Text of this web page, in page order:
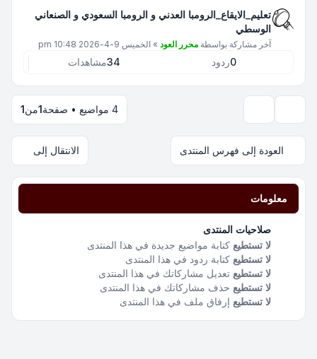
تعليم_الايقاع_الرومبا العدني و الرومبا السعودي و الصنعاني
الوسطي
آخر مشاركة بواسطة محرر العود » الخميس 9-4-2026 10:48 pm
0ردود 34مشاهدات
4 مواضيع • صفحة 1من1
العودة إلى فهرس المنتدى الانتقال إلى
معلومات
صلاحيات المنتدى
لا تستطيع كتابة مواضيع جديدة في هذا المنتدى
لا تستطيع كتابة ردود في هذا المنتدى
لا تستطيع تعديل مشاركاتك في هذا المنتدى
لا تستطيع حذف مشاركاتك في هذا المنتدى
لا تستطيع إرفاق ملف في هذا المنتدى